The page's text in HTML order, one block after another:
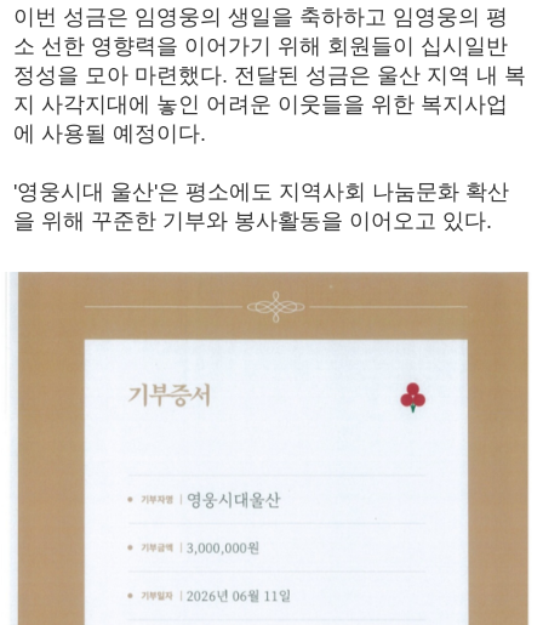
이번 성금은 임영웅의 생일을 축하하고 임영웅의 평
소 선한 영향력을 이어가기 위해 회원들이 십시일반
정성을 모아 마련했다. 전달된 성금은 울산 지역 내 복
지 사각지대에 놓인 어려운 이웃들을 위한 복지사업
에 사용될 예정이다.
'영웅시대 울산'은 평소에도 지역사회 나눔문화 확산
을 위해 꾸준한 기부와 봉사활동을 이어오고 있다.